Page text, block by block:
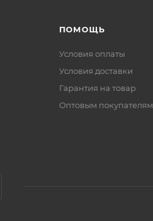
ПОМОЩЬ
Условия оплаты
Условия доставки
Гарантия на товар
Оптовым покупателям